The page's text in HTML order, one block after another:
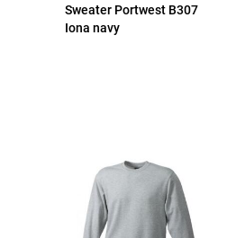
Sweater Portwest B307
Iona navy